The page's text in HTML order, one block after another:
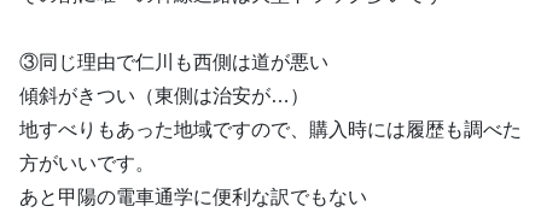
③同じ理由で仁川も西側は道が悪い
傾斜がきつい（東側は治安が…）
地すべりもあった地域ですので、購入時には履歴も調べた
方がいいです。
あと甲陽の電車通学に便利な訳でもない